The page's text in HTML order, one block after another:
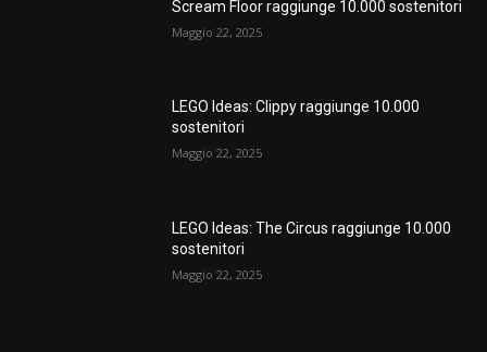
Scream Floor raggiunge 10.000 sostenitori
Maggio 22, 2025
LEGO Ideas: Clippy raggiunge 10.000
sostenitori
Maggio 22, 2025
LEGO Ideas: The Circus raggiunge 10.000
sostenitori
Maggio 22, 2025